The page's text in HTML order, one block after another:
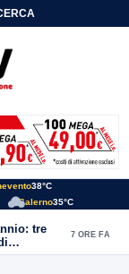
38°C
Salerno35°C
tre
kg di
7 ORE FA